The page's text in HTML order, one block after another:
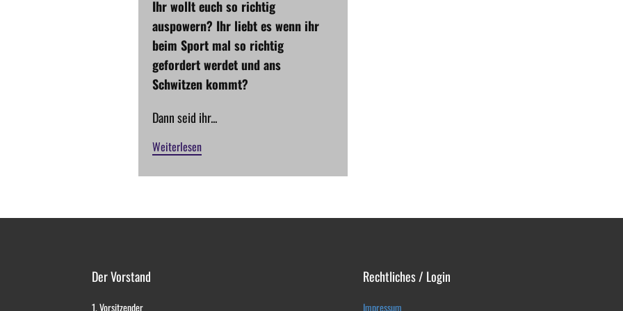
Ihr wollt euch so richtig
auspowern? Ihr liebt es wenn ihr
beim Sport mal so richtig
gefordert werdet und ans
Schwitzen kommt?
Dann seid ihr...
Weiterlesen
Der Vorstand
1. Vorsitzender
Rechtliches / Login
Impressum